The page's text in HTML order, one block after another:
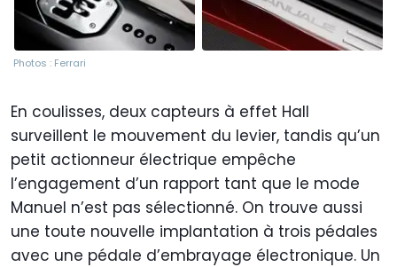
Photos : Ferrari
En coulisses, deux capteurs à effet Hall
surveillent le mouvement du levier, tandis qu’un
petit actionneur électrique empêche
l’engagement d’un rapport tant que le mode
Manuel n’est pas sélectionné. On trouve aussi
une toute nouvelle implantation à trois pédales
avec une pédale d’embrayage électronique. Un